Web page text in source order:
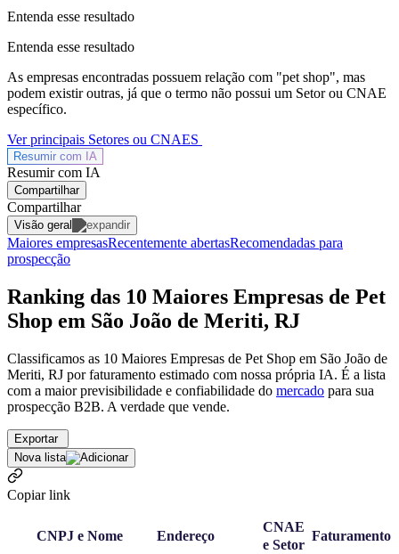
Entenda esse resultado
Entenda esse resultado
As empresas encontradas possuem relação com "pet shop", mas
podem existir outras, já que o termo não possui um Setor ou CNAE
específico.
Ver principais Setores ou CNAES
Resumir com IA
Resumir com IA
Compartilhar
Compartilhar
Visão geral
Maiores empresasRecentemente abertasRecomendadas para
prospecção
Ranking das 10 Maiores Empresas de Pet
Shop em São João de Meriti, RJ
Classificamos as 10 Maiores Empresas de Pet Shop em São João de
Meriti, RJ por faturamento estimado com nossa própria IA. É a lista
com a maior previsibilidade e confiabilidade do mercado para sua
prospecção B2B. A verdade que vende.
Exportar
Nova lista
Copiar link
CNPJ e Nome Endereço
CNAE
e Setor
Faturamento